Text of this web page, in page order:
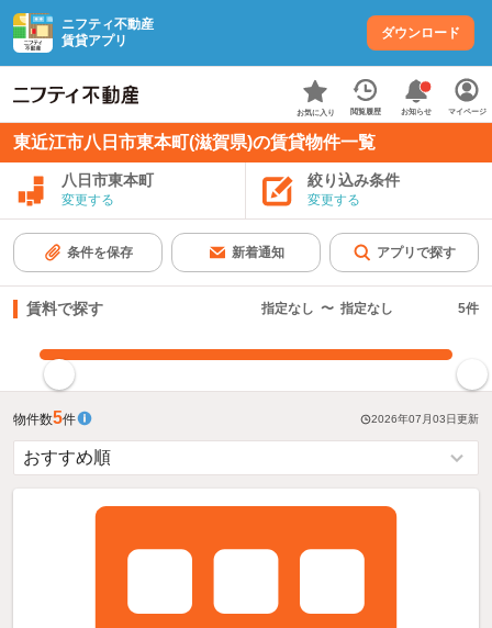
ニフティ不動産
賃貸アプリ
ダウンロード
お気に入り 閲覧履歴 お知らせ マイページ
東近江市八日市東本町(滋賀県)の賃貸物件一覧
八日市東本町
変更する
絞り込み条件
変更する
条件を保存 新着通知 アプリで探す
賃料で探す 指定なし 〜 指定なし 5件
物件数5件 2026年07月03日更新